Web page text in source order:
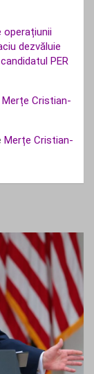
operațiunii
dezvăluie
PER
Merțe Cristian-
Merțe Cristian-